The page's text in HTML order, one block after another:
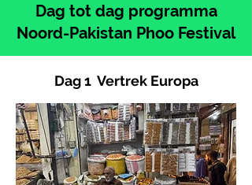
Dag tot dag programma
Noord-Pakistan Phoo Festival
Dag 1 Vertrek Europa